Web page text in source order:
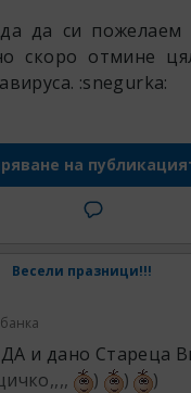
да си
скоро отмине
:snegurka:
на
Весели празници!!!
и дано Стареца
) ) )